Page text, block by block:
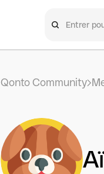
Qonto Community